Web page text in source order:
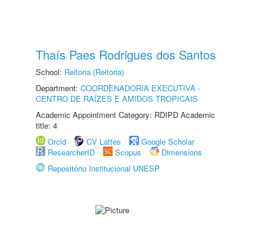
Thaís Paes Rodrigues dos Santos
School: Reitoria (Reitoria)
Department: COORDENADORIA EXECUTIVA -
CENTRO DE RAÍZES E AMIDOS TROPICAIS
Academic Appointment Category: RDIPD Academic
title: 4
Orcid
CV Lattes
Google Scholar
ResearcherID
Scopus
Dimensions
Repositório Institucional UNESP